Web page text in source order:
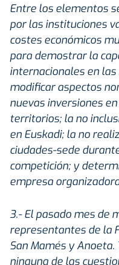
Entre los elementos
por las instituciones
costes económicos
para demostrar la
internacionales en
modificar aspectos
nuevas inversiones
territorios; la no
en Euskadi; la no
ciudades-sede
competición; y
empresa
3.- El pasado mes de
representantes de la
San Mamés y
ninguna de las